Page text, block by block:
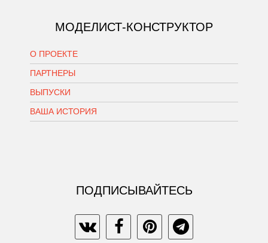
МОДЕЛИСТ-КОНСТРУКТОР
О ПРОЕКТЕ
ПАРТНЕРЫ
ВЫПУСКИ
ВАША ИСТОРИЯ
ПОДПИСЫВАЙТЕСЬ